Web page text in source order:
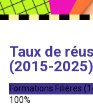
Taux de
(2015-2025)
Formations Filières
100%